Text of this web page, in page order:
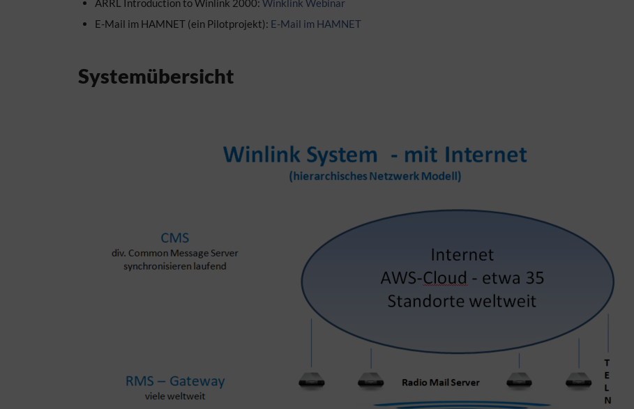
ARRL Introduction to Winlink 2000: Winklink Webinar
E-Mail im HAMNET (ein Pilotprojekt): E-Mail im HAMNET
Systemübersicht